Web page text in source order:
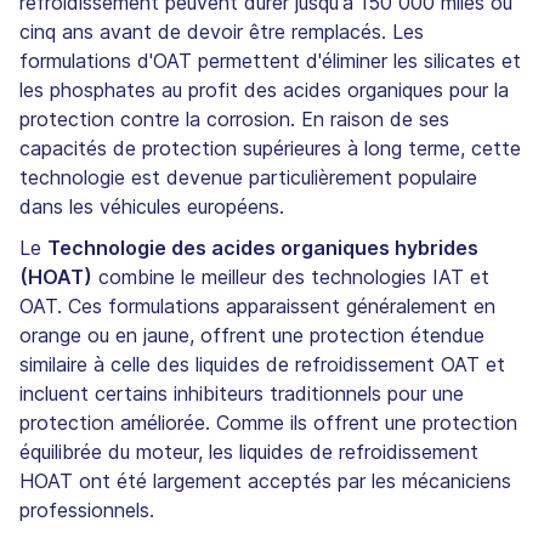
cinq ans avant de devoir être remplacés. Les
formulations d'OAT permettent d'éliminer les silicates et
les phosphates au profit des acides organiques pour la
protection contre la corrosion. En raison de ses
capacités de protection supérieures à long terme, cette
technologie est devenue particulièrement populaire
dans les véhicules européens.
Le Technologie des acides organiques hybrides
(HOAT) combine le meilleur des technologies IAT et
OAT. Ces formulations apparaissent généralement en
orange ou en jaune, offrent une protection étendue
similaire à celle des liquides de refroidissement OAT et
incluent certains inhibiteurs traditionnels pour une
protection améliorée. Comme ils offrent une protection
équilibrée du moteur, les liquides de refroidissement
HOAT ont été largement acceptés par les mécaniciens
professionnels.